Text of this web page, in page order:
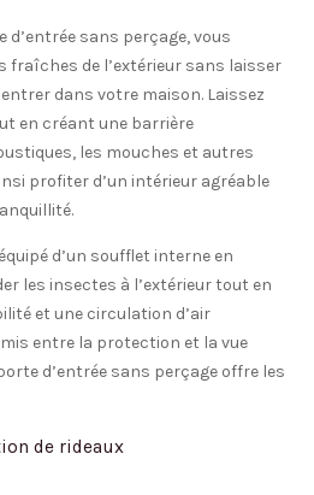
d’entrée sans perçage, vous
fraîches de l’extérieur sans laisser
dans votre maison. Laissez
en créant une barrière
les mouches et autres
profiter d’un intérieur agréable
d’un soufflet interne en
les insectes à l’extérieur tout en
et une circulation d’air
entre la protection et la vue
d’entrée sans perçage offre les
de rideaux